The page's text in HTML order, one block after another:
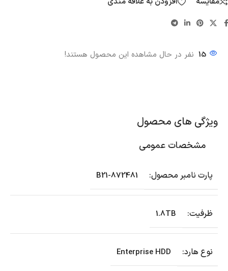
15 نفر در حال مشاهده این محصول هستند!
ویژگی های محصول
مشخصات عمومی
پارت نامبر محصول: 872481-B21
ظرفیت: 1.8TB
نوع هارد: Enterprise HDD